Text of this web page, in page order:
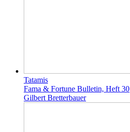
Tatamis
Fama & Fortune Bulletin, Heft 30
Gilbert Bretterbauer